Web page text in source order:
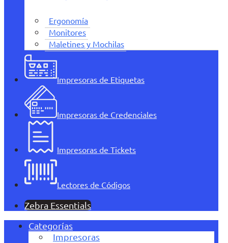
Ergonomía
Monitores
Maletines y Mochilas
Impresoras de Etiquetas
Impresoras de Credenciales
Impresoras de Tickets
Lectores de Códigos
Zebra Essentials
Categorías
Impresoras